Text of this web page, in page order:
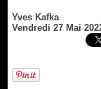
Yves Kafka
Vendredi 27 Mai